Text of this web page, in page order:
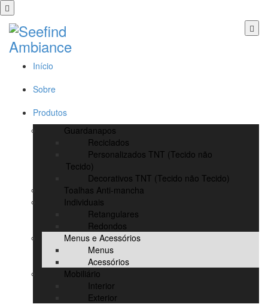
Início
Sobre
Produtos
Guardanapos
Reciclados
Personalizados TNT (Tecido não
Tecido)
Decorativos TNT (Tecido não Tecido)
Toalhas Anti-mancha
Individuais
Retangulares
Redondos
Menus e Acessórios
Menus
Acessórios
Mobiliário
Interior
Exterior